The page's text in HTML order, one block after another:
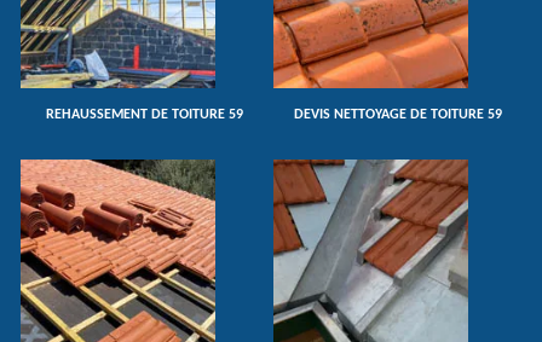
REHAUSSEMENT DE TOITURE 59 DEVIS NETTOYAGE DE TOITURE 59